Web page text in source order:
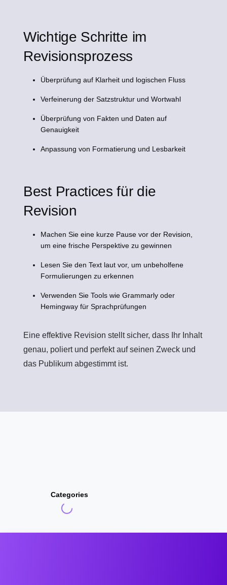
Wichtige Schritte im
Revisionsprozess
Überprüfung auf Klarheit und logischen Fluss
Verfeinerung der Satzstruktur und Wortwahl
Überprüfung von Fakten und Daten auf
Genauigkeit
Anpassung von Formatierung und Lesbarkeit
Best Practices für die
Revision
Machen Sie eine kurze Pause vor der Revision,
um eine frische Perspektive zu gewinnen
Lesen Sie den Text laut vor, um unbeholfene
Formulierungen zu erkennen
Verwenden Sie Tools wie Grammarly oder
Hemingway für Sprachprüfungen
Eine effektive Revision stellt sicher, dass Ihr Inhalt
genau, poliert und perfekt auf seinen Zweck und
das Publikum abgestimmt ist.
Categories